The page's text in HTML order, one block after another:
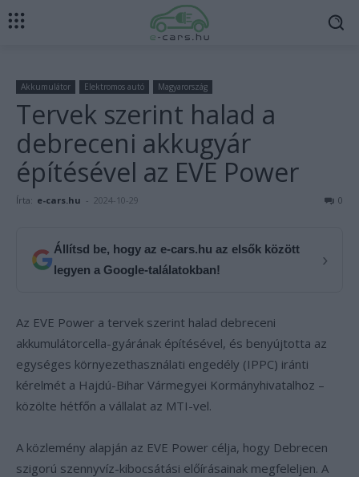
Akkumulátor Elektromos autó Magyarország
Tervek szerint halad a
debreceni akkugyár
építésével az EVE Power
Írta: e-cars.hu - 2024-10-29 0
Állítsd be, hogy az e-cars.hu az elsők között
legyen a Google-találatokban!
›
Az EVE Power a tervek szerint halad debreceni
akkumulátorcella-gyárának építésével, és benyújtotta az
egységes környezethasználati engedély (IPPC) iránti
kérelmét a Hajdú-Bihar Vármegyei Kormányhivatalhoz –
közölte hétfőn a vállalat az MTI-vel.
A közlemény alapján az EVE Power célja, hogy Debrecen
szigorú szennyvíz-kibocsátási előírásainak megfeleljen. A